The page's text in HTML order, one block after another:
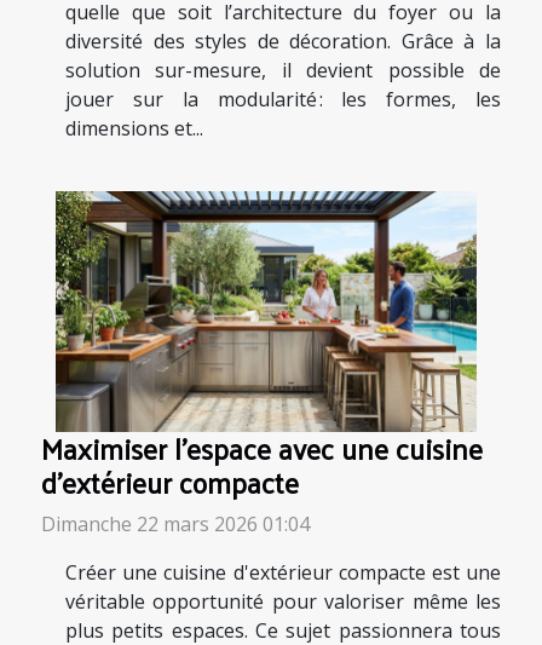
quelle que soit l’architecture du foyer ou la
diversité des styles de décoration. Grâce à la
solution sur-mesure, il devient possible de
jouer sur la modularité : les formes, les
dimensions et...
Maximiser l'espace avec une cuisine
d'extérieur compacte
Dimanche 22 mars 2026 01:04
Créer une cuisine d'extérieur compacte est une
véritable opportunité pour valoriser même les
plus petits espaces. Ce sujet passionnera tous